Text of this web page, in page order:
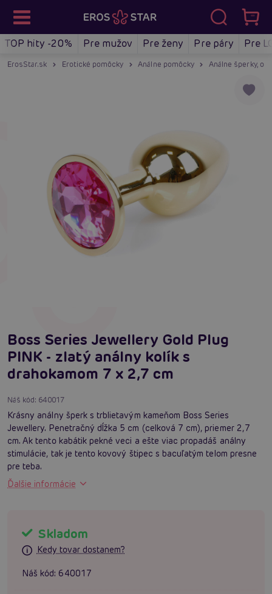
TOP hity -20% Pre mužov Pre ženy Pre páry Pre
ErosStar.sk Erotické pomôcky Análne pomôcky Análne šperky,
Boss Series Jewellery Gold Plug
PINK - zlatý análny kolík s
drahokamom 7 x 2,7 cm
Náš kód: 640017
Krásny análny šperk s trblietavým kameňom Boss Series
Jewellery. Penetračný dĺžka 5 cm (celková 7 cm), priemer 2,7
cm. Ak tento kabátik pekné veci a ešte viac propadáš análny
stimulácie, tak je tento kovový štipec s bacuľatým telom presne
pre teba.
Ďalšie informácie
Skladom
Kedy tovar dostanem?
Náš kód: 640017